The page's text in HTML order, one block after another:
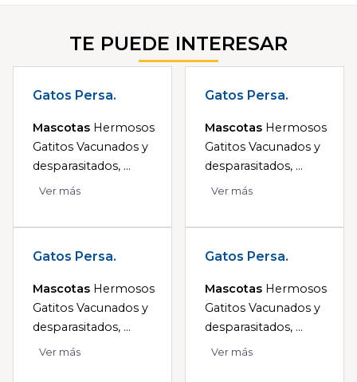
TE PUEDE INTERESAR
Gatos Persa.
Mascotas Hermosos
Gatitos Vacunados y
desparasitados, ...
Ver más
Gatos Persa.
Mascotas Hermosos
Gatitos Vacunados y
desparasitados, ...
Ver más
Gatos Persa.
Mascotas Hermosos
Gatitos Vacunados y
desparasitados, ...
Ver más
Gatos Persa.
Mascotas Hermosos
Gatitos Vacunados y
desparasitados, ...
Ver más